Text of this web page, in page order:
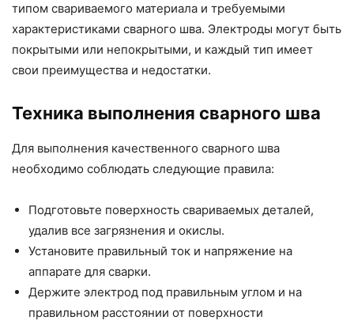
типом свариваемого материала и требуемыми
характеристиками сварного шва. Электроды могут быть
покрытыми или непокрытыми, и каждый тип имеет
свои преимущества и недостатки.
Техника выполнения сварного шва
Для выполнения качественного сварного шва
необходимо соблюдать следующие правила:
Подготовьте поверхность свариваемых деталей,
удалив все загрязнения и окислы.
Установите правильный ток и напряжение на
аппарате для сварки.
Держите электрод под правильным углом и на
правильном расстоянии от поверхности